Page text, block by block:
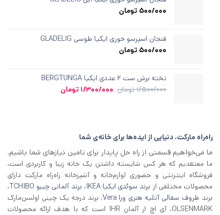
500/000 تومان
فنجان اسپرسو خوری ایکیا طوسی GLADELIG
500/000 تومان
تخته برش ست ۲ عددی ایکیا BERGTUNGA
1/500/000 تومان قیمت
1/300/000 تومان
راه‌راه مارکت، دنیایی از ایده‌ها برای خانه‌ی شما
ما می‌خواهیم قسمتی از راه حل پایدار برای تامین نیازهای شما باشیم.
ما معتقدیم که هر کس شایسته داشتن یک خانه زیبا و کاربردی است،
فروشگاه اینترنتی و حضوری لوازم‌خانه و آشپزخانه راه‌راه مارکت دارای
محصولات مختلفی از برند سوئدی ایکیا IKEA ، برند آلمانی چیبو TCHIBO
،
برند ظروف سفالی آتلیه هنری ورا Vera
, برند درجه یک چینی اولسن‌مارک
OLSENMARK، آی اچ‌ ار آلمان IHR است که با هدف ارائه محصولات